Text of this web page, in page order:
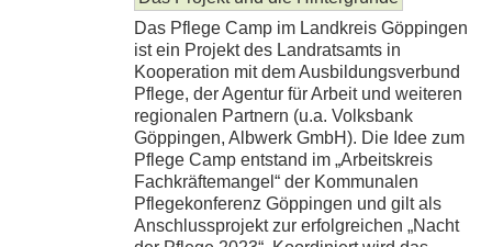
Das Pflege Camp im Landkreis Göppingen
ist ein Projekt des Landratsamts in
Kooperation mit dem Ausbildungsverbund
Pflege, der Agentur für Arbeit und weiteren
regionalen Partnern (u.a. Volksbank
Göppingen, Albwerk GmbH). Die Idee zum
Pflege Camp entstand im „Arbeitskreis
Fachkräftemangel“ der Kommunalen
Pflegekonferenz Göppingen und gilt als
Anschlussprojekt zur erfolgreichen „Nacht